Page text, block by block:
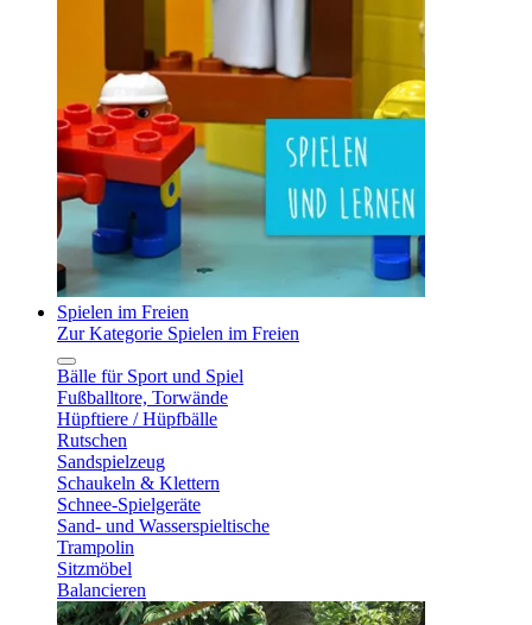
Spielen im Freien
Zur Kategorie Spielen im Freien
Bälle für Sport und Spiel
Fußballtore, Torwände
Hüpftiere / Hüpfbälle
Rutschen
Sandspielzeug
Schaukeln & Klettern
Schnee-Spielgeräte
Sand- und Wasserspieltische
Trampolin
Sitzmöbel
Balancieren